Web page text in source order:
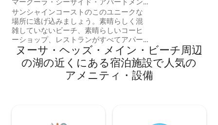
ト
サンシャインコーストのこのユニークな
場所に逃げ込みましょう。素晴らしく混
雑していないビーチ、素晴らしいコーヒ
ーショップ、レストランがすべてアパー
トから徒歩数分以内にあります。 ビーチ
でのアクティビティ、日陰のある散歩
道、クーラム山の登山、ゴルフ、または
ただリラックスするなど、さまざまなエ
音を聞きながら、リラックスするために
ヌーサ・ヘッズ・メイン・ビーチ周辺
の湖⁠の近⁠く⁠にあ⁠る宿⁠泊⁠施⁠設で人⁠気⁠の
ア⁠メ⁠ニ⁠テ⁠ィ⁠・設⁠備